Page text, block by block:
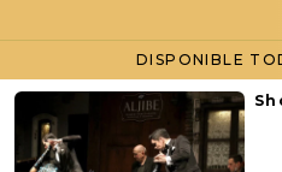
DISPONIBLE